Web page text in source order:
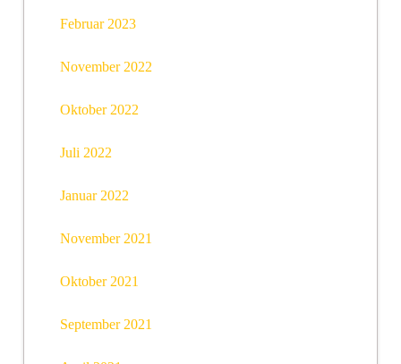
Februar 2023
November 2022
Oktober 2022
Juli 2022
Januar 2022
November 2021
Oktober 2021
September 2021